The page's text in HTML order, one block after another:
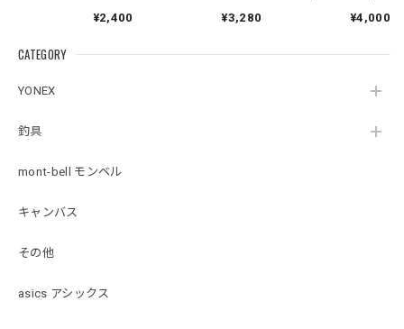
CATEGORY
YONEX
釣具
mont-bell モンベル
キャンバス
その他
asics アシックス
【ジュニア〜大人サ
材 吸汗速乾 UVカット
【00300】
¥2,400
ンちゃんのかお】
料】
¥3,280
ミントン テニス 【ビ
【シマエナガのか
¥4,000